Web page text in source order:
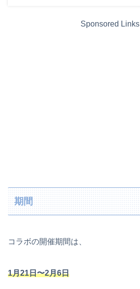
Sponsored Links
期間
コラボの開催期間は、
1月21日〜2月6日